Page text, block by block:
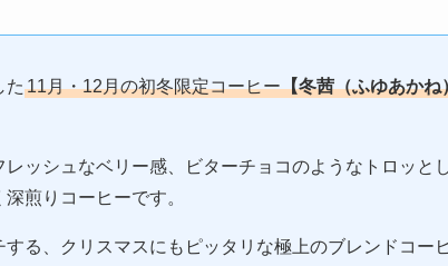
た 11月・12月の初冬限定コーヒー【冬茜（ふゆあかね
ッシュなベリー感、ビターチョコのようなトロッと
煎りコーヒーです。
る、クリスマスにもピッタリな極上のブレンドコー